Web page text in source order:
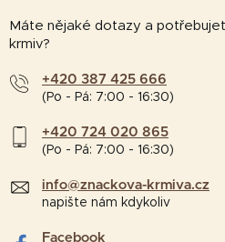
Máte nějaké dotazy a
krmiv?
+420 387 425 666
(Po - Pá: 7:00 - 16:30)
+420 724 020 865
(Po - Pá: 7:00 - 16:30)
info@znackova-krmiva.cz
napište nám kdykoliv
Facebook